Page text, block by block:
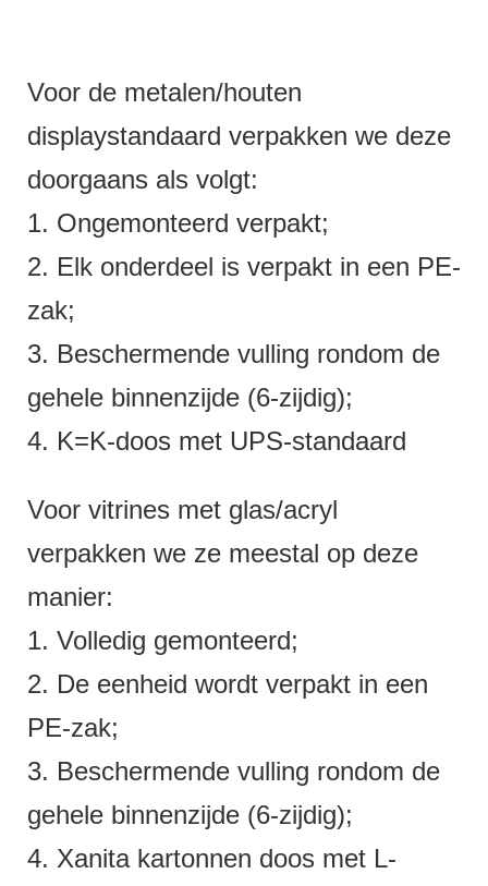
Voor de metalen/houten
displaystandaard verpakken we deze
doorgaans als volgt:
1. Ongemonteerd verpakt;
2. Elk onderdeel is verpakt in een PE-
zak;
3. Beschermende vulling rondom de
gehele binnenzijde (6-zijdig);
4. K=K-doos met UPS-standaard
Voor vitrines met glas/acryl
verpakken we ze meestal op deze
manier:
1. Volledig gemonteerd;
2. De eenheid wordt verpakt in een
PE-zak;
3. Beschermende vulling rondom de
gehele binnenzijde (6-zijdig);
4. Xanita kartonnen doos met L-